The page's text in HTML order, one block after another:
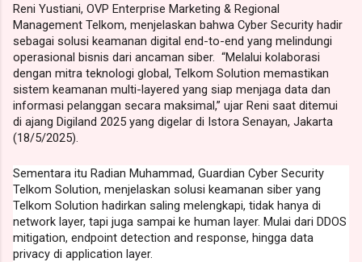
Reni Yustiani, OVP Enterprise Marketing & Regional
Management Telkom, menjelaskan bahwa Cyber Security hadir
sebagai solusi keamanan digital end-to-end yang melindungi
operasional bisnis dari ancaman siber. “Melalui kolaborasi
dengan mitra teknologi global, Telkom Solution memastikan
sistem keamanan multi-layered yang siap menjaga data dan
informasi pelanggan secara maksimal,” ujar Reni saat ditemui
di ajang Digiland 2025 yang digelar di Istora Senayan, Jakarta
(18/5/2025).
Sementara itu Radian Muhammad, Guardian Cyber Security
Telkom Solution, menjelaskan solusi keamanan siber yang
Telkom Solution hadirkan saling melengkapi, tidak hanya di
network layer, tapi juga sampai ke human layer. Mulai dari DDOS
mitigation, endpoint detection and response, hingga data
privacy di application layer.